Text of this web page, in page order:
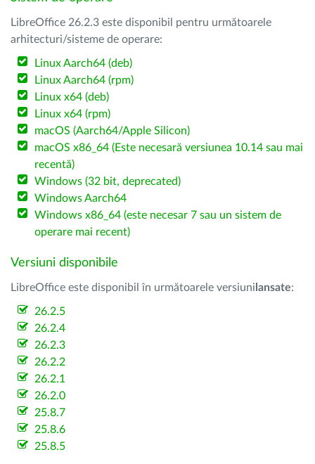
LibreOffice 26.2.3 este disponibil pentru următoarele
arhitecturi/sisteme de operare:
Linux Aarch64 (deb)
Linux Aarch64 (rpm)
Linux x64 (deb)
Linux x64 (rpm)
macOS (Aarch64/Apple Silicon)
macOS x86_64 (Este necesară versiunea 10.14 sau mai
recentă)
Windows (32 bit, deprecated)
Windows Aarch64
Windows x86_64 (este necesar 7 sau un sistem de
operare mai recent)
Versiuni disponibile
LibreOffice este disponibil în următoarele versiuni lansate:
26.2.5
26.2.4
26.2.3
26.2.2
26.2.1
26.2.0
25.8.7
25.8.6
25.8.5